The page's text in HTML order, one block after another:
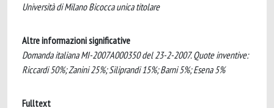
Università di Milano Bicocca unica titolare
Altre informazioni significative
Domanda italiana MI-2007A000350 del 23-2-2007. Quote inventive:
Riccardi 50%; Zanini 25%; Siliprandi 15%; Barni 5%; Esena 5%
Fulltext